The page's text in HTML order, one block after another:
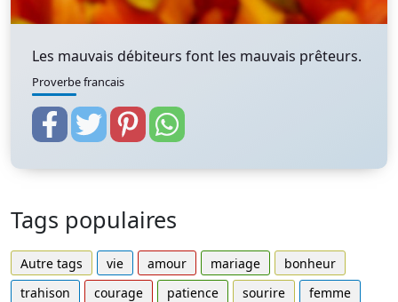
Les mauvais débiteurs font les mauvais prêteurs.
Proverbe francais
Tags populaires
Autre tags vie amour mariage
bonheur
trahison
courage patience sourire
femme